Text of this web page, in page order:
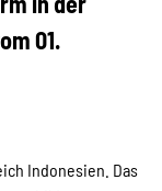
01.
Indonesien. Das